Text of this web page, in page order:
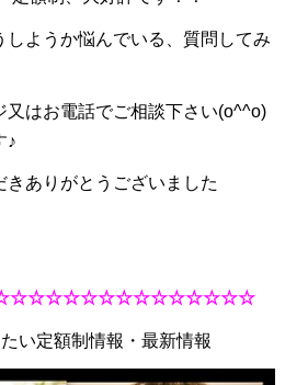
しようか悩んでいる、質問してみ
又はお電話でご相談下さい(o^^o)
♪
きありがとうございました
い定額制情報・最新情報